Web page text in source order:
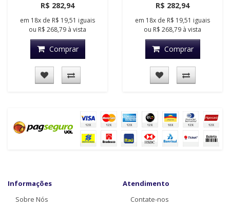
R$ 282,94
em 18x de R$ 19,51 iguais
ou R$ 268,79 à vista
Comprar
R$ 282,94
em 18x de R$ 19,51 iguais
ou R$ 268,79 à vista
Comprar
Informações
Sobre Nós
Atendimento
Contate-nos